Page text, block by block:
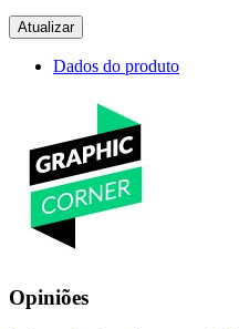
Dados do produto
Opiniões